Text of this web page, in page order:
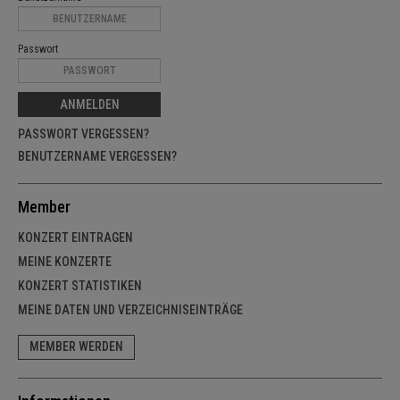
Passwort
ANMELDEN
PASSWORT VERGESSEN?
BENUTZERNAME VERGESSEN?
Member
KONZERT EINTRAGEN
MEINE KONZERTE
KONZERT STATISTIKEN
MEINE DATEN UND VERZEICHNISEINTRÄGE
MEMBER WERDEN